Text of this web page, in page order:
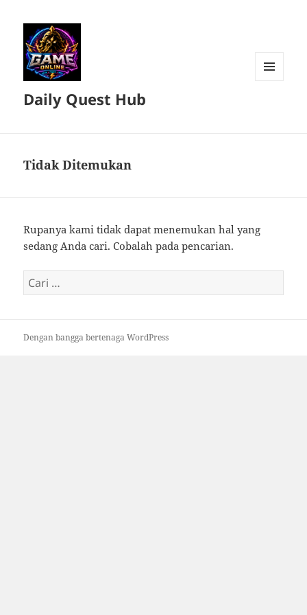
Daily Quest Hub
Tidak Ditemukan
Rupanya kami tidak dapat menemukan hal yang
sedang Anda cari. Cobalah pada pencarian.
Cari
untuk:
Dengan bangga bertenaga WordPress